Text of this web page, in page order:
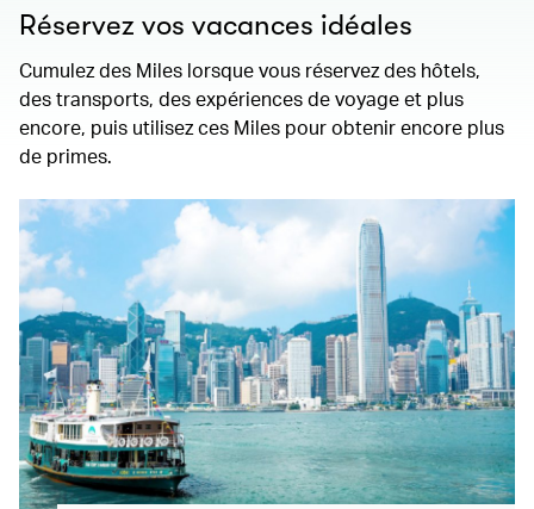
Réservez vos vacances idéales
Cumulez des Miles lorsque vous réservez des hôtels,
des transports, des expériences de voyage et plus
encore, puis utilisez ces Miles pour obtenir encore plus
de primes.